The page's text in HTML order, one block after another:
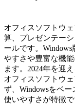
オフィスソフトウ
算、プレゼンテー
ールです。
やすさや豊富な機
ます。2024年を迎
オフィスソフトウ
ず、Windowsをベ
使いやすさが特徴